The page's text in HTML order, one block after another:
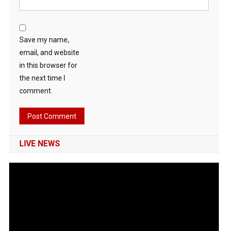
Save my name,
email, and website
in this browser for
the next time I
comment.
LIVE NEWS